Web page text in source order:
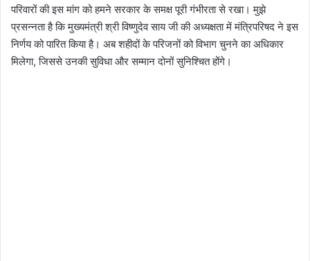
परिवारों की इस मांग को हमने सरकार के समक्ष पूरी गंभीरता से रखा। मुझे
प्रसन्नता है कि मुख्यमंत्री श्री विष्णुदेव साय जी की अध्यक्षता में मंत्रिपरिषद ने इस
निर्णय को पारित किया है। अब शहीदों के परिजनों को विभाग चुनने का अधिकार
मिलेगा, जिससे उनकी सुविधा और सम्मान दोनों सुनिश्चित होंगे।